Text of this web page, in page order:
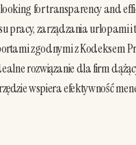
for transparency and
pracy, zarządzania
zgodnymi z Kodeksem
rozwiązanie dla firm
wspiera efektywność